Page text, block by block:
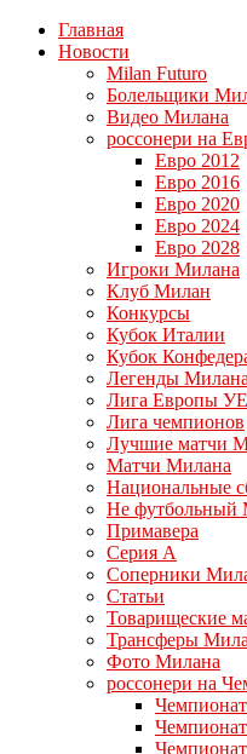
Главная
Новости
Milan Futuro
Болельщики
Видео Милана
россонери на
Евро 2012
Евро 2016
Евро 2020
Евро 2024
Евро 2028
Игроки Милана
Клуб Милан
Конкурсы
Кубок Италии
Кубок
Легенды Милана
Лига Европы
Лига чемпионов
Лучшие матчи
Матчи Милана
Национальные
Не футбольный
Примавера
Серия А
Соперники
Статьи
Товарищеские
Трансферы
Фото Милана
россонери на